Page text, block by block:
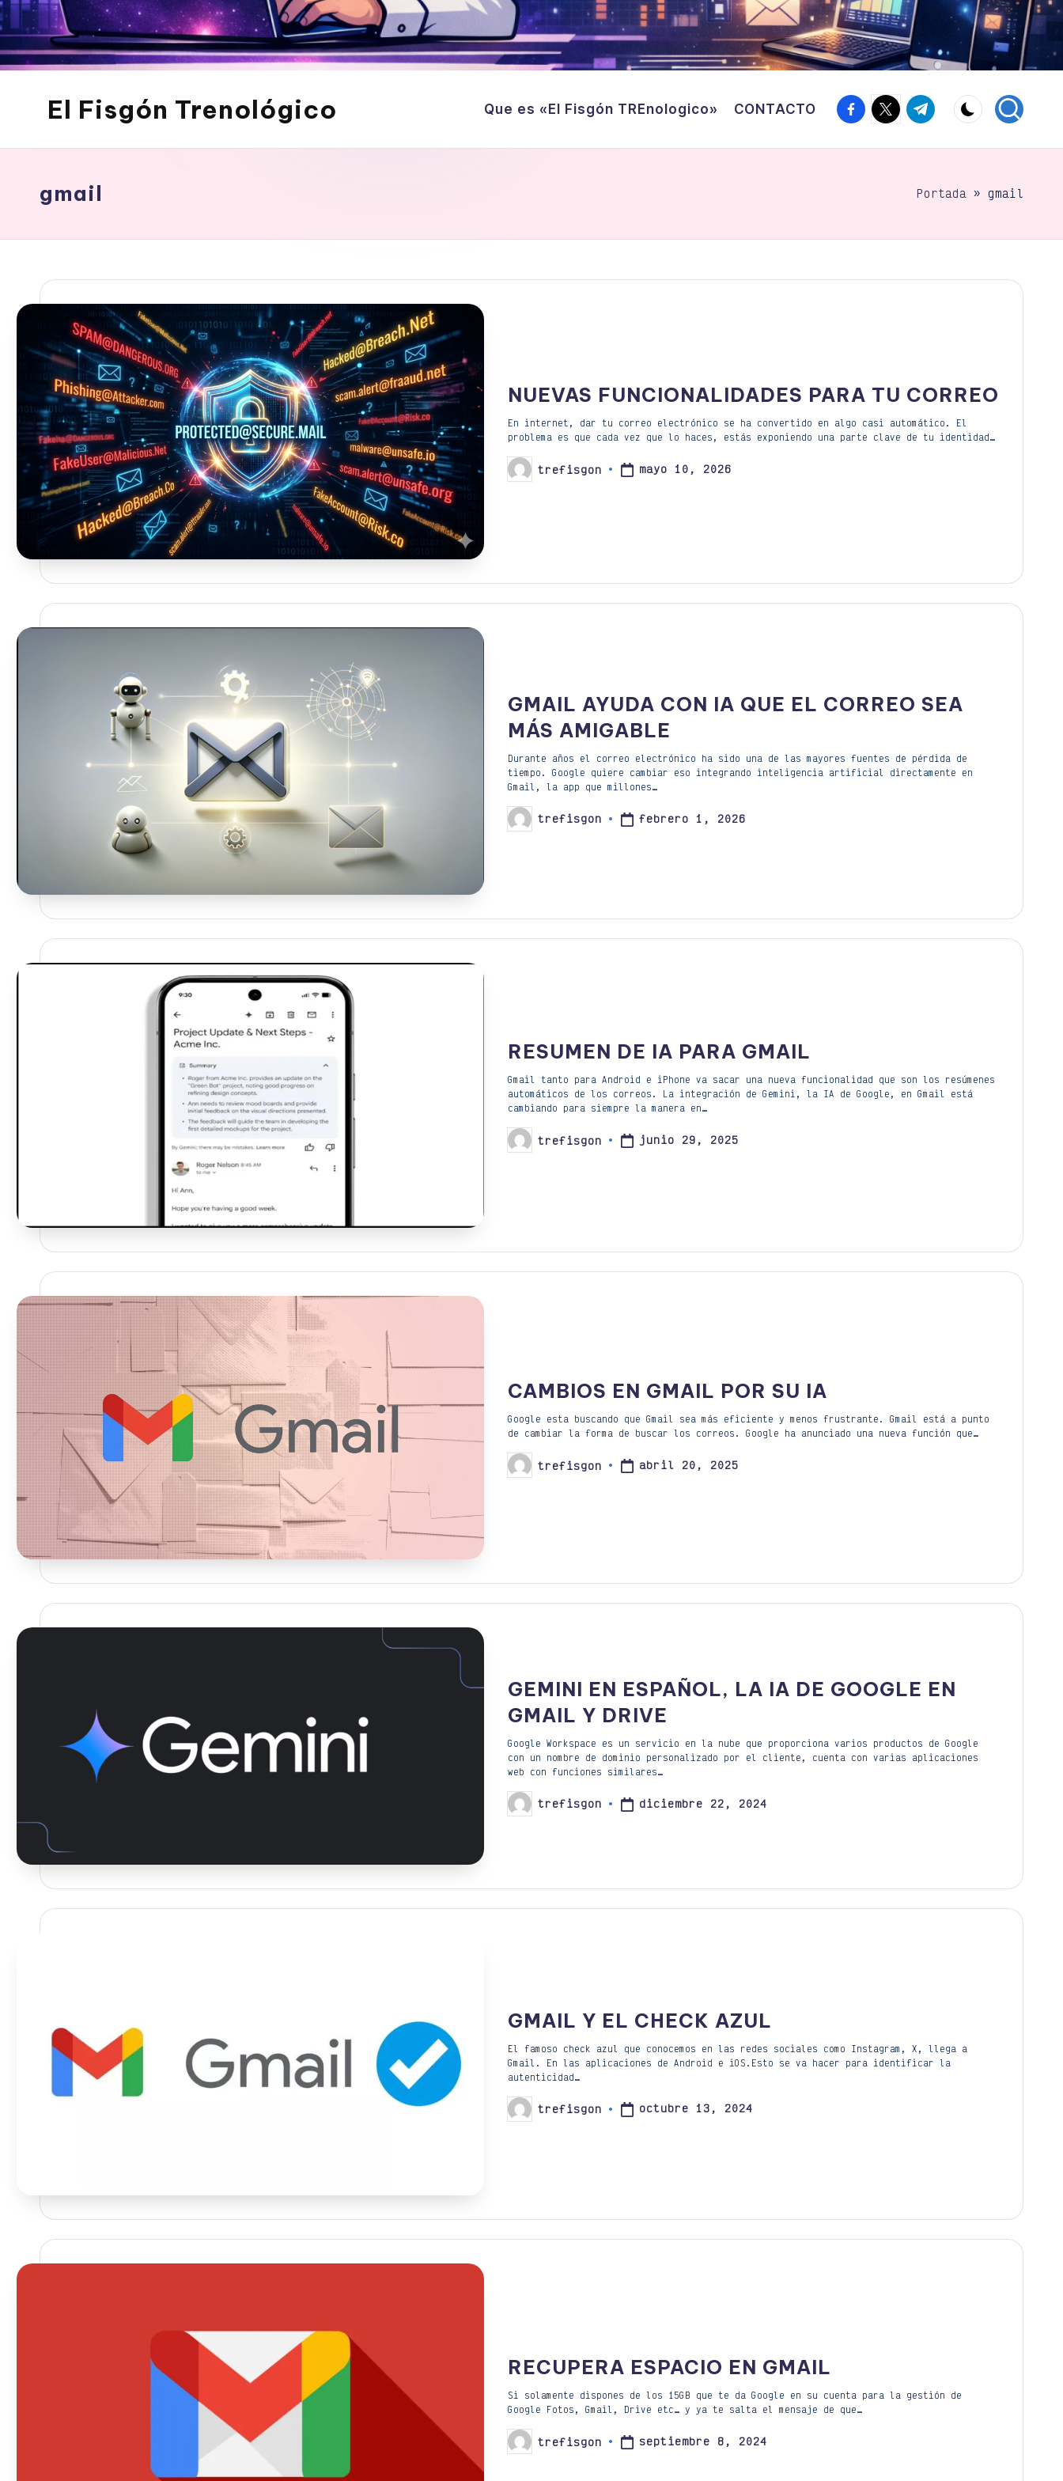
El Fisgón Trenológico
sitio
de
tecnología
Que es «El Fisgón TREnologico» CONTACTO Facebook
Twitter
Canal
Telegram
gmail Portada » gmail
NUEVAS FUNCIONALIDADES PARA TU CORREO
En internet, dar tu correo electrónico se ha convertido en algo casi automático. El
problema es que cada vez que lo haces, estás exponiendo una parte clave de tu identidad…
Publicado
por
trefisgon mayo 10, 2026
GMAIL AYUDA CON IA QUE EL CORREO SEA
MÁS AMIGABLE
Durante años el correo electrónico ha sido una de las mayores fuentes de pérdida de
tiempo. Google quiere cambiar eso integrando inteligencia artificial directamente en
Gmail, la app que millones…
Publicado
por
trefisgon febrero 1, 2026
RESUMEN DE IA PARA GMAIL
Gmail tanto para Android e iPhone va sacar una nueva funcionalidad que son los resúmenes
automáticos de los correos. La integración de Gemini, la IA de Google, en Gmail está
cambiando para siempre la manera en…
Publicado
por
trefisgon junio 29, 2025
CAMBIOS EN GMAIL POR SU IA
Google esta buscando que Gmail sea más eficiente y menos frustrante. Gmail está a punto
de cambiar la forma de buscar los correos. Google ha anunciado una nueva función que…
Publicado
por
trefisgon abril 20, 2025
GEMINI EN ESPAÑOL, LA IA DE GOOGLE EN
GMAIL Y DRIVE
Google Workspace es un servicio en la nube que proporciona varios productos de Google
con un nombre de dominio personalizado por el cliente, cuenta con varias aplicaciones
web con funciones similares…
Publicado
por
trefisgon diciembre 22, 2024
GMAIL Y EL CHECK AZUL
El famoso check azul que conocemos en las redes sociales como Instagram, X, llega a
Gmail. En las aplicaciones de Android e iOS.Esto se va hacer para identificar la
autenticidad…
Publicado
por
trefisgon octubre 13, 2024
RECUPERA ESPACIO EN GMAIL
Si solamente dispones de los 15GB que te da Google en su cuenta para la gestión de
Google Fotos, Gmail, Drive etc… y ya te salta el mensaje de que…
Publicado
por
trefisgon septiembre 8, 2024